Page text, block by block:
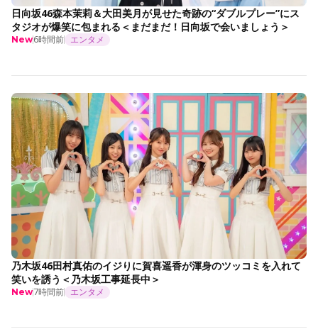
日向坂46森本茉莉＆大田美月が見せた奇跡の“ダブルプレー”にス
タジオが爆笑に包まれる＜まだまだ！日向坂で会いましょう＞
New6時間前 エンタメ
乃木坂46田村真佑のイジりに賀喜遥香が渾身のツッコミを入れて
笑いを誘う＜乃木坂工事延長中＞
New7時間前 エンタメ